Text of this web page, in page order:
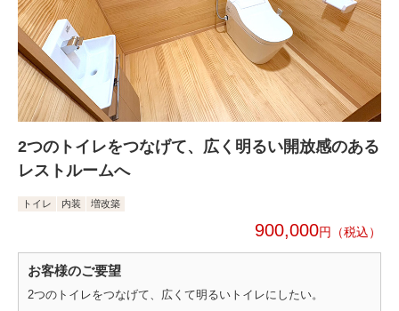
2つのトイレをつなげて、広く明るい開放感のある
レストルームへ
トイレ 内装 増改築
900,000円
お客様のご要望
2つのトイレをつなげて、広くて明るいトイレにしたい。